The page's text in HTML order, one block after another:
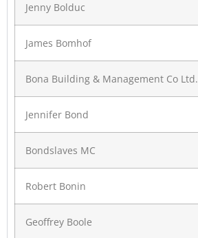
Jenny Bolduc
James Bomhof
Bona Building & Management Co Ltd.
Jennifer Bond
Bondslaves MC
Robert Bonin
Geoffrey Boole